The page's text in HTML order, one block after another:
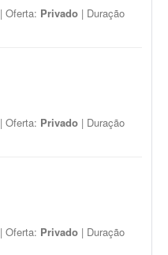
| Oferta: Privado | Duração
| Oferta: Privado | Duração
| Oferta: Privado | Duração